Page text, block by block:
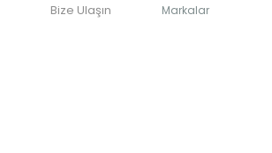
Bize Ulaşın Markalar